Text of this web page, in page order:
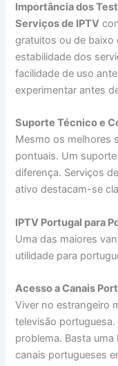
Importância dos
Serviços de IPTV
gratuitos ou de baixo
estabilidade dos
facilidade de uso
experimentar antes
Suporte Técnico e
Mesmo os melhores
pontuais. Um
diferença. Serviços de
ativo destacam-se
IPTV Portugal para
Uma das maiores
utilidade para
Acesso a Canais
Viver no estrangeiro
televisão
problema. Basta
canais portugueses